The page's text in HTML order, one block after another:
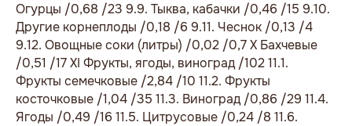
Огурцы /0,68 /23 9.9. Тыква, кабачки /0,46 /15 9.10.
Другие корнеплоды /0,18 /6 9.11. Чеснок /0,13 /4
9.12. Овощные соки (литры) /0,02 /0,7 X Бахчевые
/0,51 /17 XI Фрукты, ягоды, виноград /102 11.1.
Фрукты семечковые /2,84 /10 11.2. Фрукты
косточковые /1,04 /35 11.3. Виноград /0,86 /29 11.4.
Ягоды /0,49 /16 11.5. Цитрусовые /0,24 /8 11.6.